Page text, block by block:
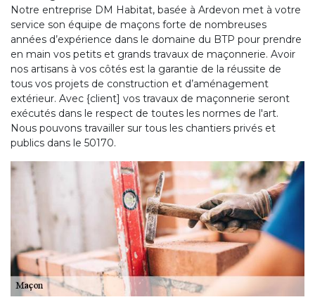
Notre entreprise DM Habitat, basée à Ardevon met à votre
service son équipe de maçons forte de nombreuses
années d’expérience dans le domaine du BTP pour prendre
en main vos petits et grands travaux de maçonnerie. Avoir
nos artisans à vos côtés est la garantie de la réussite de
tous vos projets de construction et d’aménagement
extérieur. Avec {client] vos travaux de maçonnerie seront
exécutés dans le respect de toutes les normes de l'art.
Nous pouvons travailler sur tous les chantiers privés et
publics dans le 50170.